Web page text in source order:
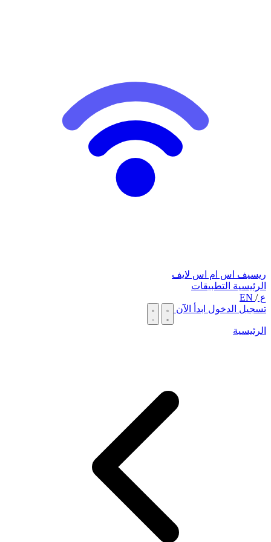
ريسيف اس ام اس لايف
الرئيسية التطبيقات
ع/
تسجيل الدخول ابدأ الآن
الرئيسية